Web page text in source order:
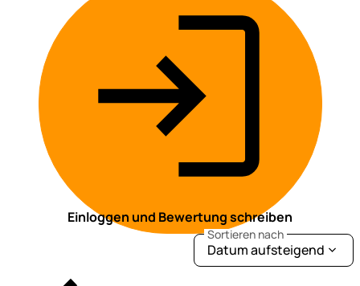
Einloggen und Bewertung schreiben
Sortieren nach
Datum aufsteigend